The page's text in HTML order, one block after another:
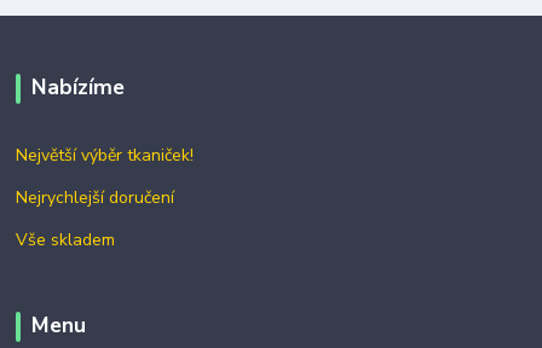
Nabízíme
Největší výběr tkaniček!
Nejrychlejší doručení
Vše skladem
Menu